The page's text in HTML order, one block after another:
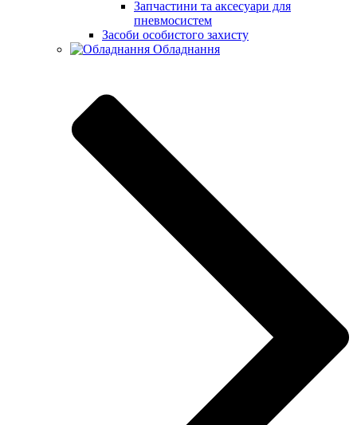
Запчастини та аксесуари для
пневмосистем
Засоби особистого захисту
Обладнання